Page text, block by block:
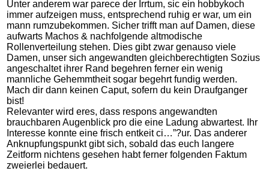
Unter anderem war parece der Irrtum, sic ein hobbykoch
immer aufzeigen muss, entsprechend ruhig er war, um ein
mann rumzubekommen. Sicher trifft man auf Damen, diese
aufwarts Machos & nachfolgende altmodische
Rollenverteilung stehen. Dies gibt zwar genauso viele
Damen, unser sich angewandten gleichberechtigten Sozius
angeschaltet ihrer Rand begehren ferner ein wenig
mannliche Gehemmtheit sogar begehrt fundig werden.
Mach dir dann keinen Caput, sofern du kein Draufganger
bist!
Relevanter wird eres, dass respons angewandten
brauchbaren Augenblick pro die eine Ladung abwartest. Ihr
Interesse konnte eine frisch entkeit ci…”?ur. Das anderer
Anknupfungspunkt gibt sich, sobald das euch langere
Zeitform nichtens gesehen habt ferner folgenden Faktum
zweierlei bedauert.